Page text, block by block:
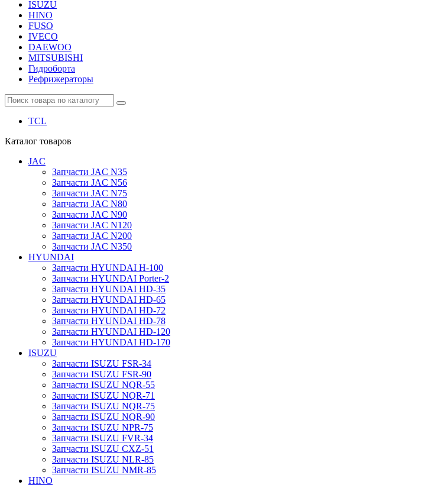
ISUZU
HINO
FUSO
IVECO
DAEWOO
MITSUBISHI
Гидроборта
Рефрижераторы
TCL
Каталог товаров
JAC
Запчасти JAC N35
Запчасти JAC N56
Запчасти JAC N75
Запчасти JAC N80
Запчасти JAC N90
Запчасти JAC N120
Запчасти JAC N200
Запчасти JAC N350
HYUNDAI
Запчасти HYUNDAI H-100
Запчасти HYUNDAI Porter-2
Запчасти HYUNDAI HD-35
Запчасти HYUNDAI HD-65
Запчасти HYUNDAI HD-72
Запчасти HYUNDAI HD-78
Запчасти HYUNDAI HD-120
Запчасти HYUNDAI HD-170
ISUZU
Запчасти ISUZU FSR-34
Запчасти ISUZU FSR-90
Запчасти ISUZU NQR-55
Запчасти ISUZU NQR-71
Запчасти ISUZU NQR-75
Запчасти ISUZU NQR-90
Запчасти ISUZU NPR-75
Запчасти ISUZU FVR-34
Запчасти ISUZU CXZ-51
Запчасти ISUZU NLR-85
Запчасти ISUZU NMR-85
HINO